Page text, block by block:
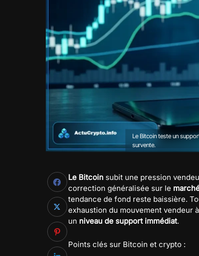
Le Bitcoin teste un
survente.
Le Bitcoin subit une pression
correction généralisée sur le
tendance de fond reste baissière.
exhaustion du mouvement vendeur
un niveau de support immédiat.
Points clés sur Bitcoin et crypto :